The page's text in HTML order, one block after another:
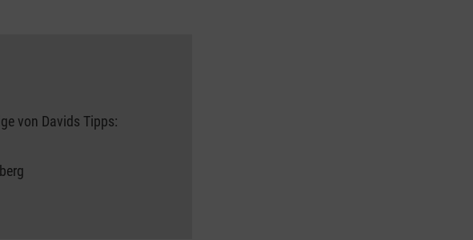
von Davids Tipps: